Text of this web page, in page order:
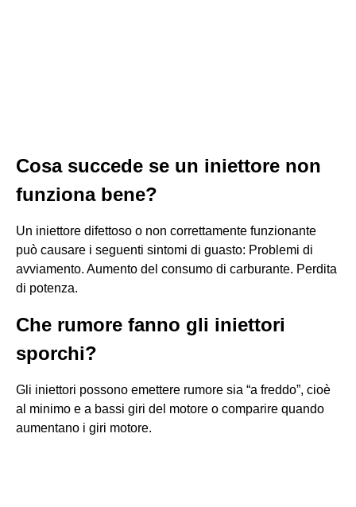
Cosa succede se un iniettore non
funziona bene?
Un iniettore difettoso o non correttamente funzionante
può causare i seguenti sintomi di guasto: Problemi di
avviamento. Aumento del consumo di carburante. Perdita
di potenza.
Che rumore fanno gli iniettori
sporchi?
Gli iniettori possono emettere rumore sia “a freddo”, cioè
al minimo e a bassi giri del motore o comparire quando
aumentano i giri motore.